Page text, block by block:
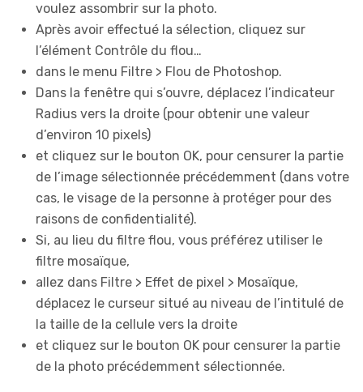
voulez assombrir sur la photo.
Après avoir effectué la sélection, cliquez sur
l’élément Contrôle du flou…
dans le menu Filtre > Flou de Photoshop.
Dans la fenêtre qui s’ouvre, déplacez l’indicateur
Radius vers la droite (pour obtenir une valeur
d’environ 10 pixels)
et cliquez sur le bouton OK, pour censurer la partie
de l’image sélectionnée précédemment (dans votre
cas, le visage de la personne à protéger pour des
raisons de confidentialité).
Si, au lieu du filtre flou, vous préférez utiliser le
filtre mosaïque,
allez dans Filtre > Effet de pixel > Mosaïque,
déplacez le curseur situé au niveau de l’intitulé de
la taille de la cellule vers la droite
et cliquez sur le bouton OK pour censurer la partie
de la photo précédemment sélectionnée.